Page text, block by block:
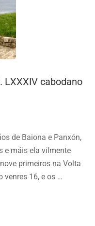
LXXXIV cabodano
de Baiona e Panxón,
e máis ela vilmente
primeiros na Volta
venres 16, e os …